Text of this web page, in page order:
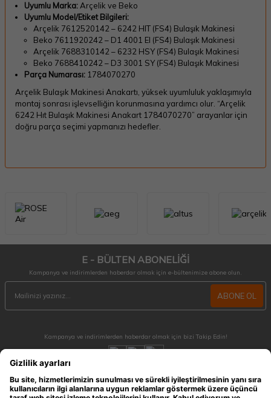
Uyumlu Marka:Arçelik ve Beko
Uyumlu Model/Etiket Bilgileri:
Arçelik 7612520142 – 6242 HIT (FS4) Bulaşık Makinesi
Beko 7611920242 – D1 4001 EI (FS4) Bulaşık Makinesi
Arçelik 7688310142 – 6232 HSY (FS4) Bulaşık Makinesi
Beko 7688410242 – D3 3001 SY (FS4) Bulaşık Makinesi
Parça Numarası: 1784070270
Arçelik Bulaşık Makinesi Anakartı, yüksek uyumluluk yaklaşımıyla
montaj sonrası işlevselliğin korunmasına yardımcı olur. “Arçelik
6242 Hıt Bulaşık Makinesi Anakart 1784070270” arayanlar için
doğru parça seçimi yapmanızı hedefler.
E - BÜLTEN ABONELİĞİ
Kampanya ve indirimlerden haberdar olmak için e-bültenimize abone olun.
ABONE OL
Kampanya ve indirimlerden haberdar olmak için bizi Takip Edin!
MÜŞTERİ HİZMETLERİ